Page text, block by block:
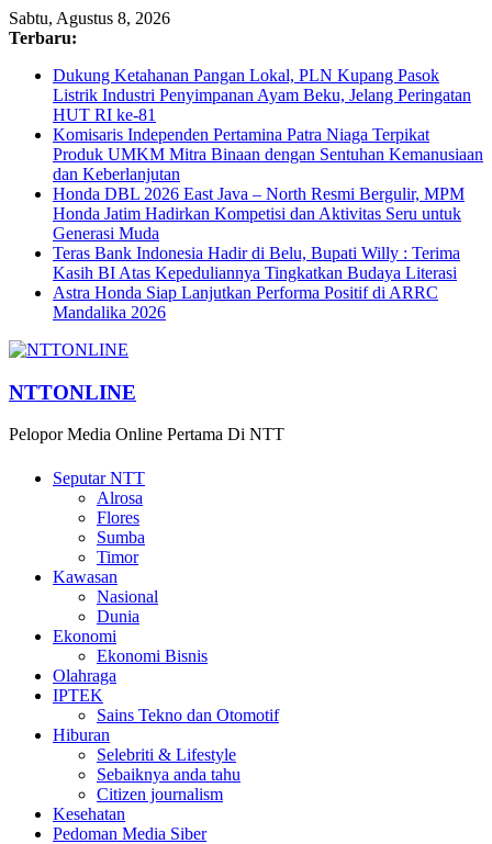
Sabtu, Agustus 8, 2026
Terbaru:
Dukung Ketahanan Pangan Lokal, PLN Kupang Pasok
Listrik Industri Penyimpanan Ayam Beku, Jelang Peringatan
HUT RI ke-81
Komisaris Independen Pertamina Patra Niaga Terpikat
Produk UMKM Mitra Binaan dengan Sentuhan Kemanusiaan
dan Keberlanjutan
Honda DBL 2026 East Java – North Resmi Bergulir, MPM
Honda Jatim Hadirkan Kompetisi dan Aktivitas Seru untuk
Generasi Muda
Teras Bank Indonesia Hadir di Belu, Bupati Willy : Terima
Kasih BI Atas Kepeduliannya Tingkatkan Budaya Literasi
Astra Honda Siap Lanjutkan Performa Positif di ARRC
Mandalika 2026
NTTONLINE
Pelopor Media Online Pertama Di NTT
Seputar NTT
Alrosa
Flores
Sumba
Timor
Kawasan
Nasional
Dunia
Ekonomi
Ekonomi Bisnis
Olahraga
IPTEK
Sains Tekno dan Otomotif
Hiburan
Selebriti & Lifestyle
Sebaiknya anda tahu
Citizen journalism
Kesehatan
Pedoman Media Siber